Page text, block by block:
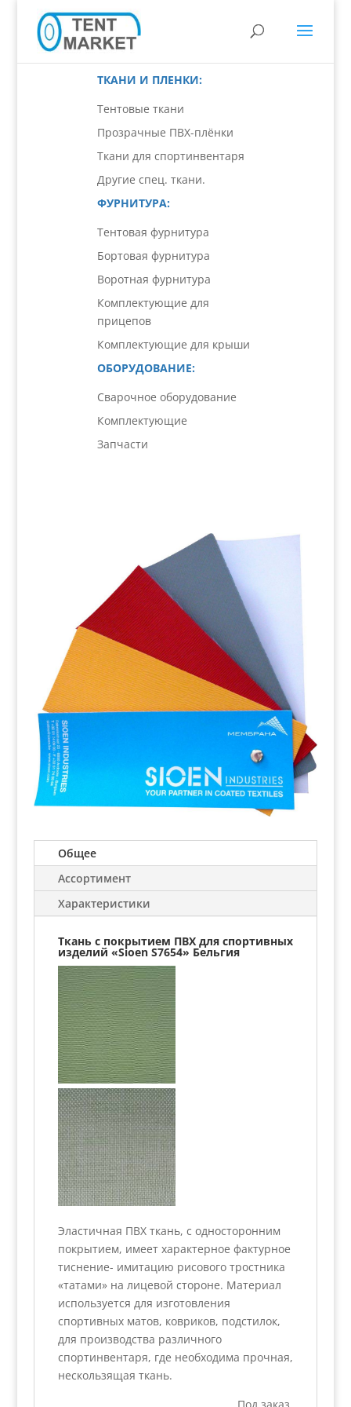
ТКАНИ И ПЛЕНКИ:
Тентовые ткани
Прозрачные ПВХ-плёнки
Ткани для спортинвентаря
Другие спец. ткани.
ФУРНИТУРА:
Тентовая фурнитура
Бортовая фурнитура
Воротная фурнитура
Комплектующие для
прицепов
Комплектующие для крыши
ОБОРУДОВАНИЕ:
Сварочное оборудование
Комплектующие
Запчасти
Общее
Ассортимент
Характеристики
Ткань с покрытием ПВХ для спортивных
изделий «Sioen S7654» Бельгия
Эластичная ПВХ ткань, с односторонним
покрытием, имеет характерное фактурное
тиснение- имитацию рисового тростника
«татами» на лицевой стороне. Материал
используется для изготовления
спортивных матов, ковриков, подстилок,
для производства различного
спортинвентаря, где необходима прочная,
нескользящая ткань.